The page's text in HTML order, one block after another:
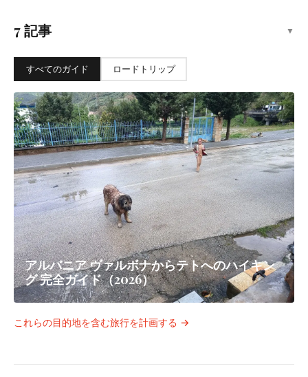
7 記事 ▼
すべてのガイド ロードトリップ
アルバニア ヴァルボナからテトへのハイキン
グ 完全ガイド（2026）
これらの目的地を含む旅行を計画する →